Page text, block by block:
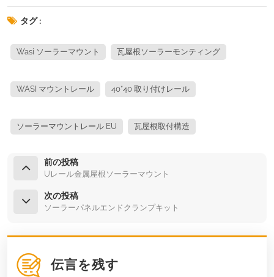
タグ :
Wasi ソーラーマウント 瓦屋根ソーラーモンティング
WASI マウントレール 40*40 取り付けレール
ソーラーマウントレール EU 瓦屋根取付構造
前の投稿
Uレール金属屋根ソーラーマウント
次の投稿
ソーラーパネルエンドクランプキット
伝言を残す